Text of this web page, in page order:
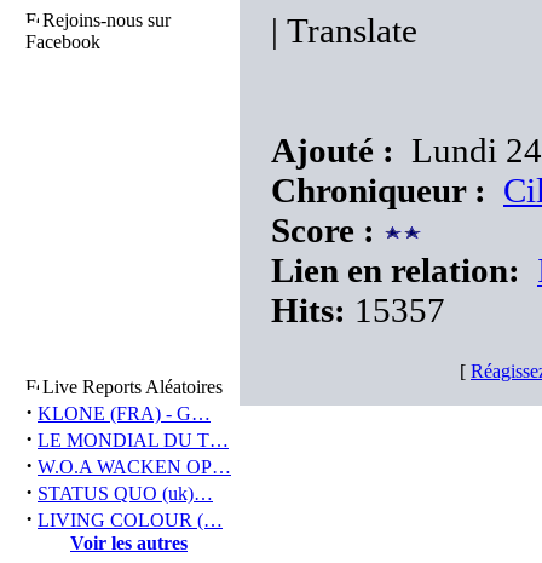
Rejoins-nous sur
Facebook
Live Reports Aléatoires
· KLONE (FRA) - G…
· LE MONDIAL DU T…
· W.O.A WACKEN OP…
· STATUS QUO (uk)…
· LIVING COLOUR (…
Voir les autres
| Translate
Ajouté : Lundi
Chroniqueur :
Score :
Lien en relation:
Hits: 15357
[